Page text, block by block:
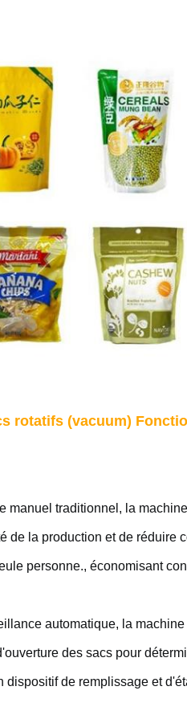
rotatifs (vacuum)
manuel traditionnel, la
de la production et de
personne., économisant
automatique, la
des sacs pour
dispositif de remplissage et